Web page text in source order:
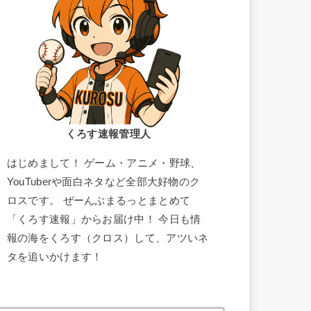
くろす速報管理人
はじめまして！ ゲーム・アニメ・野球、
YouTuberや面白ネタなど全部大好物のク
ロスです。 ぜーんぶまるっとまとめて
「くろす速報」からお届け中！ 今日も情
報の海をくろす（クロス）して、アツいネ
タを追いかけます！